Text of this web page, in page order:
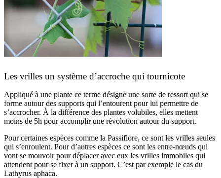
Les vrilles un système d’accroche qui tournicote
Appliqué à une plante ce terme désigne une sorte de ressort qui se
forme autour des supports qui l’entourent pour lui permettre de
s’accrocher. À la différence des plantes volubiles, elles mettent
moins de 5h pour accomplir une révolution autour du support.
Pour certaines espèces comme la Passiflore, ce sont les vrilles seules
qui s’enroulent. Pour d’autres espèces ce sont les entre-nœuds qui
vont se mouvoir pour déplacer avec eux les vrilles immobiles qui
attendent pour se fixer à un support. C’est par exemple le cas du
Lathyrus aphaca.